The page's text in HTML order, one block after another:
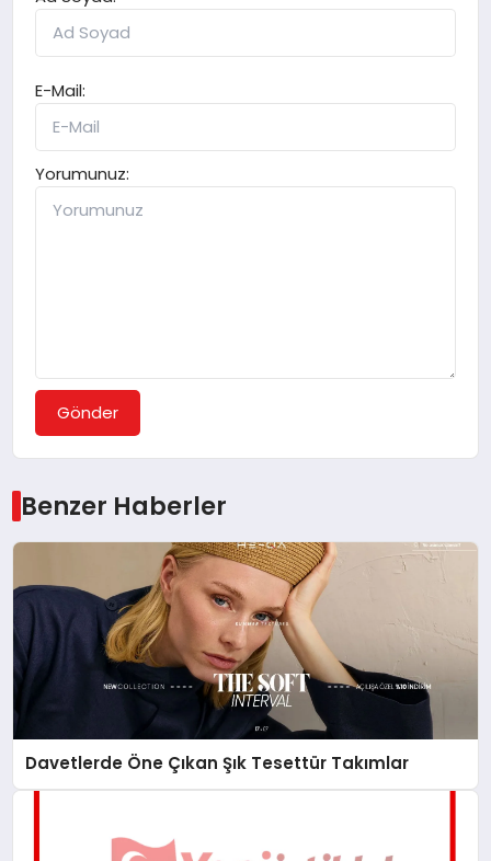
E-Mail:
Yorumunuz:
Gönder
Benzer Haberler
Davetlerde Öne Çıkan Şık Tesettür Takımlar